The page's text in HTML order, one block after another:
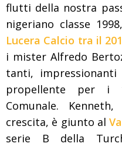
flutti della nostra
nigeriano classe
Lucera Calcio tra il
i mister Alfredo
tanti,
propellente per i
Comunale.
crescita, è giunto al
serie B della